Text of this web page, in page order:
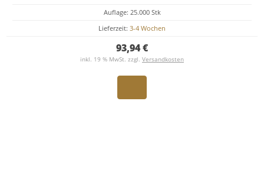
Auflage: 25.000 Stk
Lieferzeit: 3-4 Wochen
93,94 €
inkl. 19 % MwSt. zzgl. Versandkosten